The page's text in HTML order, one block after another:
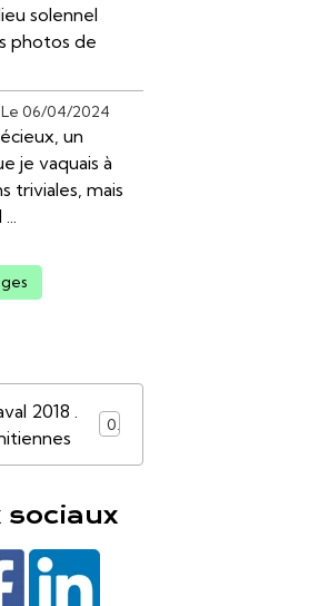
solennel
photos de
Le 06/04/2024
un
je vaquais à
triviales, mais
2018 .
0
sociaux